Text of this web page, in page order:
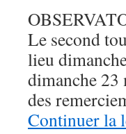
t-
?
Non.
Le second
lieu
dimanche 23
des
Continuer la